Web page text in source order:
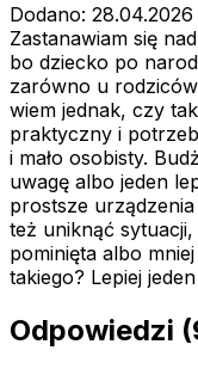
Dodano:
Zastanawiam się
bo dziecko po
zarówno u
wiem jednak, czy
praktyczny i
i mało osobisty.
uwagę albo jeden
prostsze
też uniknąć
pominięta albo
takiego? Lepiej
Odpowiedzi